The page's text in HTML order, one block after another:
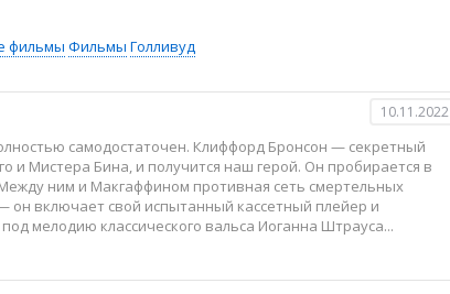
фильмы Фильмы Голливуд
10.11.2022
самодостаточен. Клиффорд Бронсон — секретный
и Мистера Бина, и получится наш герой. Он пробирается в
ним и Макгаффином противная сеть смертельных
он включает свой испытанный кассетный плейер и
мелодию классического вальса Иоганна Штрауса...